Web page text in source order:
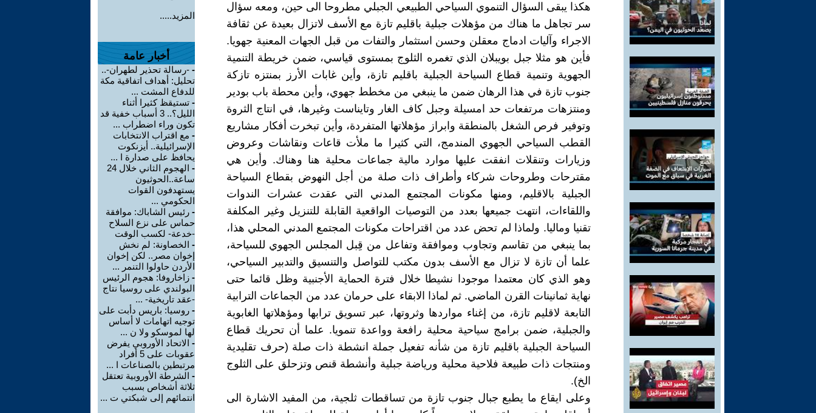
هكذا يبقى السؤال التنموي السياحي الطبيعي الجبلي مطروحا الى حين، ومعه سؤال
سر تجاهل ما هناك من مؤهلات جبلية باقليم تازة مع الأسف لاتزال بعيدة عن ثقافة
الاجراء وآليات ادماج معقلن وحسن استثمار والتفات من قبل الجهات المعنية جهويا.
فأين هو مثلا جبل بويبلان الذي تغمره الثلوج بمستوى قياسي، ضمن خريطة التنمية
الجهوية وتنمية قطاع السياحة الجبلية باقليم تازة، وأين غابات الأرز بمنتزه تازكة
جنوب تازة في هذا الرهان ضمن ما ينبغي من مخطط جهوي، وأين محطة باب بودير
ومنتزهات مرتفعات حد امسيلة وجبل كاف الغار وتايناست وغيرها، في انتاج الثروة
وتوفير فرص الشغل بالمنطقة وابراز مؤهلاتها المتفردة، وأين تبخرت أفكار مشاريع
القطب السياحي الجهوي المندمج، التي كثيرا ما ملأت قاعات ونقاشات وعروض
وزيارات وتنقلات انفقت عليها موارد مالية جماعات محلية هنا وهناك. وأين هي
مقترحات وطروحات شركاء وأطراف ذات صلة من أجل النهوض بقطاع السياحة
الجبلية بالاقليم، ومنها مكونات المجتمع المدني التي عقدت عشرات الندوات
واللقاءات، انتهت جميعها بعدد من التوصيات الواقعية القابلة للتنزيل وغير المكلفة
تقنيا وماليا. ولماذا لم تحض عدد من اقتراحات مكونات المجتمع المدني المحلي هذا،
بما ينبغي من تقاسم وتجاوب وموافقة وتفاعل من قِبل المجلس الجهوي للسياحة،
علما أن تازة لا تزال مع الأسف بدون مكتب للتواصل والتنسيق والتدبير السياحي،
وهو الذي كان معتمدا موجودا نشيطا خلال فترة الحماية الأجنبية وظل قائما حتى
نهاية ثمانينات القرن الماضي. ثم لماذا الابقاء على حرمان عدد من الجماعات الترابية
التابعة لاقليم تازة، من إغناء مواردها وثروتها، عبر تسويق ترابها ومؤهلاتها الغابوية
والجبلية، ضمن برامج سياحية محلية رافعة وواعدة تنمويا. علما أن تحريك قطاع
السياحة الجبلية باقليم تازة من شأنه تفعيل جملة انشطة ذات صلة (حرف تقليدية
ومنتجات ذات طبيعة فلاحية محلية ورياضة جبلية وأنشطة قنص وتزحلق على الثلوج
الخ).
وعلى ايقاع ما يطبع جبال جنوب تازة من تساقطات ثلجية، من المفيد الاشارة الى
المزيد.....
أخبار عامة
- -رسالة تحذير لطهران-..
تحليل: أهداف اتفاقية مكة
للدفاع المشت ...
- تستيقظ كثيرا أثناء
الليل؟.. 3 أسباب خفية قد
تكون وراء اضطراب ...
- مع اقتراب الانتخابات
الإسرائيلية.. أيزنكوت
يحافظ على صدارة ا ...
-
الهجوم الثاني خلال 24
ساعة..الحوثيون
يستهدفون القوات
الحكومي ...
- رئيس الشاباك: موافقة
حماس على نزع السلاح
-خدعة- لكسب الوقت
- الخصاونة: لم نخش
إخوان مصر.. لكن إخوان
الأردن حاولوا التنمر ...
- زاخاروفا: هجوم الرئيس
البولندي على روسيا نتاج
-عقد تاريخية- ...
- روسيا: باريس دأبت على
توجيه اتهامات لا أساس
لها لموسكو ولا ن ...
- الاتحاد الأوروبي يفرض
عقوبات على 5 أفراد
مرتبطين بالصناعات ا ...
- الشرطة الأوروبية تعتقل
ثلاثة أشخاص بسبب
انتمائهم إلى شبكتي ت ...